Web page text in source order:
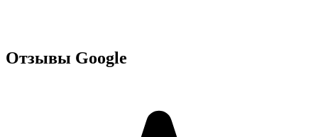
Отзывы Google